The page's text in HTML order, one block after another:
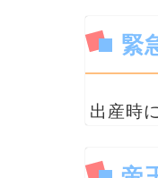
緊
出産時